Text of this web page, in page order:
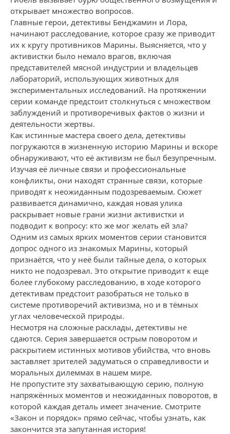
открывает множество вопросов.
Главные герои, детективы Бенджамин и Лора,
начинают расследование, которое сразу же приводит
их к кругу противников Марины. Выясняется, что у
активистки было немало врагов, включая
представителей мясной индустрии и владельцев
лабораторий, использующих животных для
экспериментальных исследований. На протяжении
серии команде предстоит столкнуться с множеством
заблуждений и противоречивых фактов о жизни и
деятельности жертвы.
Как истинные мастера своего дела, детективы
погружаются в жизненную историю Марины и вскоре
обнаруживают, что её активизм не был безупречным.
Изучая её личные связи и профессиональные
конфликты, они находят странные связи, которые
приводят к неожиданным подозреваемым. Сюжет
развивается динамично, каждая новая улика
раскрывает новые грани жизни активистки и
подводит к вопросу: кто же мог желать ей зла?
Одним из самых ярких моментов серии становится
допрос одного из знакомых Марины, который
признаётся, что у неё были тайные дела, о которых
никто не подозревал. Это открытие приводит к еще
более глубокому расследованию, в ходе которого
детективам предстоит разобраться не только в
системе противоречий активизма, но и в тёмных
углах человеческой природы.
Несмотря на сложные расклады, детективы не
сдаются. Серия завершается острым поворотом и
раскрытием истинных мотивов убийства, что вновь
заставляет зрителей задуматься о справедливости и
моральных дилеммах в нашем мире.
Не пропустите эту захватывающую серию, полную
напряжённых моментов и неожиданных поворотов, в
которой каждая деталь имеет значение. Смотрите
«Закон и порядок» прямо сейчас, чтобы узнать, как
закончится эта запутанная история!